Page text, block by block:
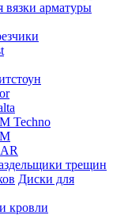
вязки арматуры
Techno
трещин
Диски для
кровли